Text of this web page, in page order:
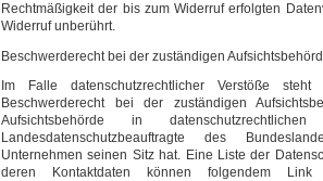
Rechtmäßigkeit der bis zum Widerruf erfolgten
Widerruf unberührt.
Beschwerderecht bei der zuständigen
Im Falle datenschutzrechtlicher Verstöße
Beschwerderecht bei der zuständigen
Aufsichtsbehörde in
Landesdatenschutzbeauftragte des
Unternehmen seinen Sitz hat. Eine Liste der
deren Kontaktdaten können folgendem Link